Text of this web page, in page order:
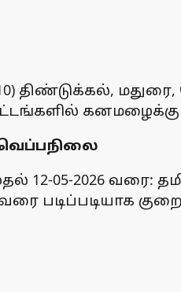
திண்டுக்கல், மதுரை,
கனமழைக்கு
முதல் 12-05-2026
படிப்படியாக